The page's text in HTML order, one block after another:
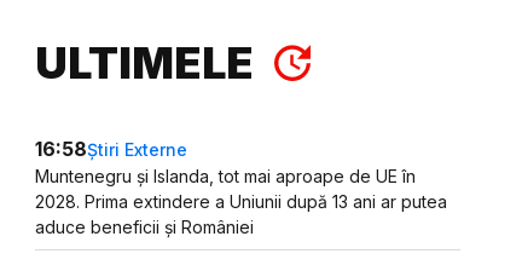
ULTIMELE
16:58Știri Externe
Muntenegru și Islanda, tot mai aproape de UE în
2028. Prima extindere a Uniunii după 13 ani ar putea
aduce beneficii și României